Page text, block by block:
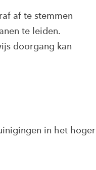
af te stemmen
te leiden.
doorgang kan
in het hoger